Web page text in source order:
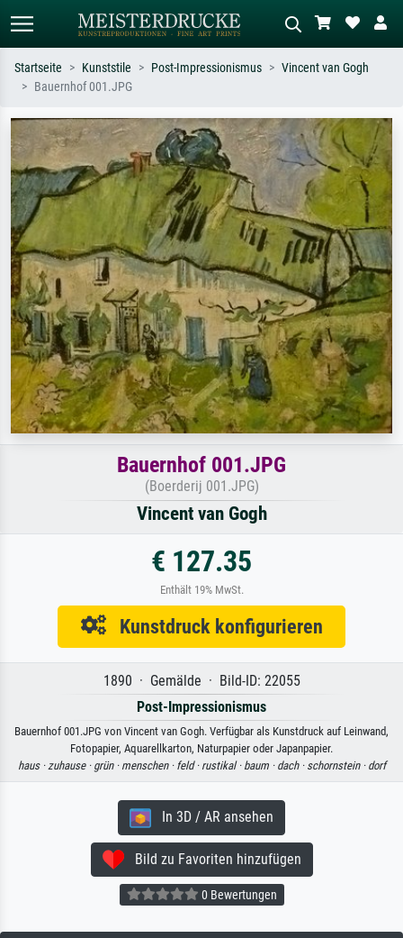
Suchen Sie nach Künstlern, Werktiteln
oder Stilen – z.B. Monet,
Sternennacht, Impressionismus, Welle
Hokusai, Akt.
Beschreiben Sie die Szene – z.B. Grüne
Wiese, Abstrakt mit viel Rot, Dunkles
Ölgemälde, Stehender Akt neben einem
Baum.
Startseite Kunststile Post-Impressionismus
Vincent van Gogh
Bauernhof 001.JPG
Bauernhof 001.JPG
(Boerderij 001.JPG)
Vincent van Gogh
€ 127.35
Enthält 19% MwSt.
Kunstdruck konfigurieren
1890 · Gemälde · Bild-ID: 22055
Post-Impressionismus
Bauernhof 001.JPG von Vincent van Gogh. Verfügbar als Kunstdruck auf Leinwand,
Fotopapier, Aquarellkarton, Naturpapier oder Japanpapier.
haus · zuhause · grün · menschen · feld · rustikal · baum · dach · schornstein · dorf
In 3D / AR ansehen
Bild zu Favoriten hinzufügen
0 Bewertungen